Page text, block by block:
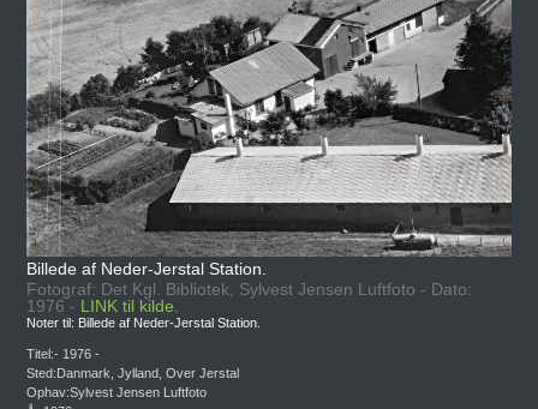
Billede af Neder-Jerstal Station.
Fotograf: Det Kgl. Bibliotek, Sylvest Jensen Luftfoto - Dato:
1976 - LINK til kilde.
Noter til: Billede af Neder-Jerstal Station.
Titel:- 1976 -
Sted:Danmark, Jylland, Over Jerstal
Ophav:Sylvest Jensen Luftfoto